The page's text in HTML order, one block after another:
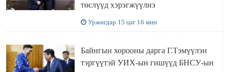
төслүүд хэрэгжүүлнэ
Уржигдар 15 цаг 16 мин
Байнгын хорооны дарга Г.Тэмүүлэн
тэргүүтэй УИХ-ын гишүүд БНСУ-ын